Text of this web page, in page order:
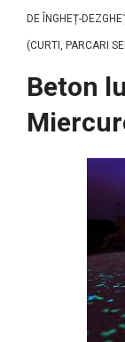
DE ÎNGHEȚ-
(CURTI, PARCARI
Beton